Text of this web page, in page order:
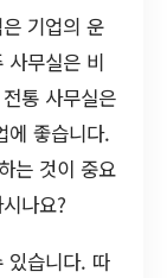
기업의 운
사무실은 비
통 사무실은
에 좋습니다.
는 것이 중요
나요?
있습니다. 따